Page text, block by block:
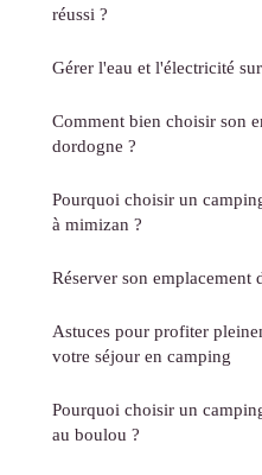
réussi ?
Gérer l'eau et l'électricité
Comment bien choisir son
dordogne ?
Pourquoi choisir un
à mimizan ?
Réserver son emplacement
Astuces pour profiter
votre séjour en camping
Pourquoi choisir un
au boulou ?